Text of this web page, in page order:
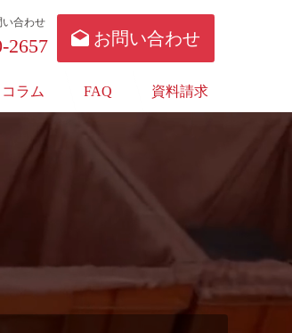
い合わせ
2657 お問い合わせ
コラム FAQ 資料請求